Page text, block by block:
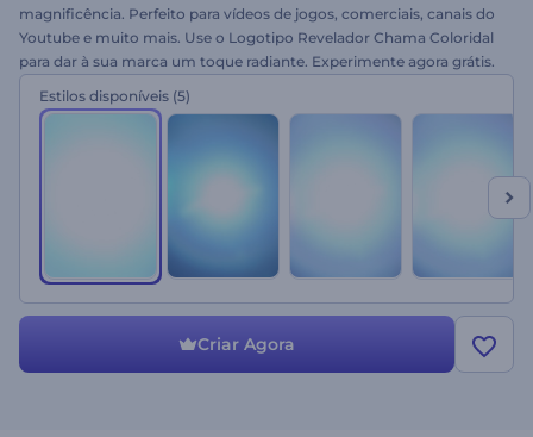
magnificência. Perfeito para vídeos de jogos, comerciais, canais do
Youtube e muito mais. Use o Logotipo Revelador Chama Coloridal
para dar à sua marca um toque radiante. Experimente agora grátis.
Estilos disponíveis (5)
Criar Agora